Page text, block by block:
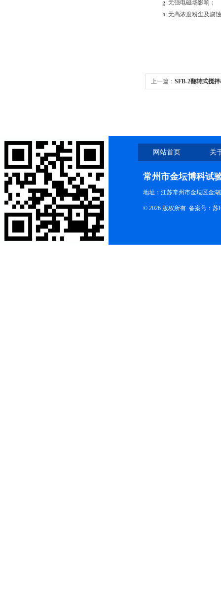
g. 无强电磁场影响；
h. 无高浓度粉尘及腐蚀
上一篇： SFB-2翻转式搅
网站首页 关
联系我们
常州市金坛博科试
地址：江苏常州市金坛区金湖
© 2026 版权所有 备案号： 苏